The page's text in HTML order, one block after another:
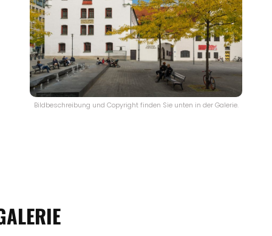
Bildbeschreibung und Copyright finden Sie unten in der Galerie.